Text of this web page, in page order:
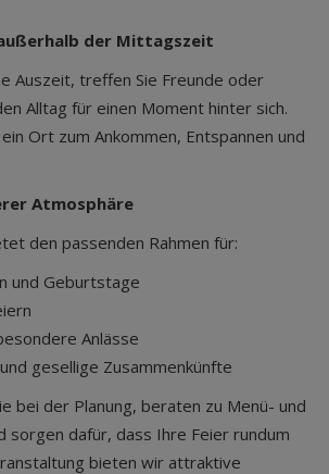
der Mittagszeit
Auszeit, treffen Sie Freunde oder
Alltag für einen Moment hinter sich.
Ort zum Ankommen, Entspannen und
Atmosphäre
den passenden Rahmen für:
und Geburtstage
Anlässe
gesellige Zusammenkünfte
bei der Planung, beraten zu Menü- und
sorgen dafür, dass Ihre Feier rundum
bieten wir attraktive